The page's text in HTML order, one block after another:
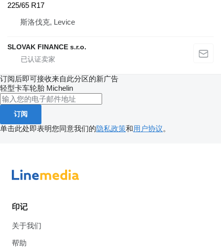
225/65 R17
斯洛伐克, Levice
SLOVAK FINANCE s.r.o.
订阅后即可接收来自此分区的新广告
轻型卡车轮胎 Michelin
订阅
单击此处即表明您同意我们的隐私政策和用户协议。
印记
关于我们
帮助